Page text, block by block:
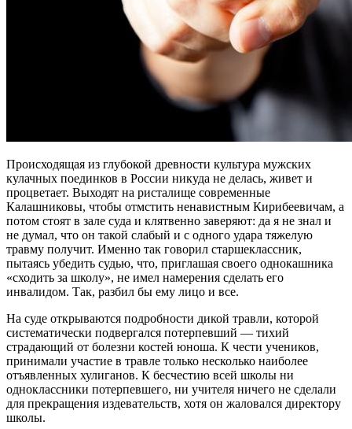
Происходящая из глубокой древности культура мужских
кулачных поединков в России никуда не делась, живет и
процветает. Выходят на ристалище современные
Калашниковы, чтобы отмстить ненавистным Кирибеевичам, а
потом стоят в зале суда и клятвенно заверяют: да я не знал и
не думал, что он такой слабый и с одного удара тяжелую
травму получит. Именно так говорил старшеклассник,
пытаясь убедить судью, что, приглашая своего однокашника
«сходить за школу», не имел намерения сделать его
инвалидом. Так, разбил бы ему лицо и все.
На суде открываются подробности дикой травли, которой
систематически подвергался потерпевший — тихий
страдающий от болезни костей юноша. К чести учеников,
принимали участие в травле только несколько наиболее
отъявленных хулиганов. К бесчестию всей школы ни
одноклассники потерпевшего, ни учителя ничего не сделали
для прекращения издевательств, хотя он жаловался директору
школы.